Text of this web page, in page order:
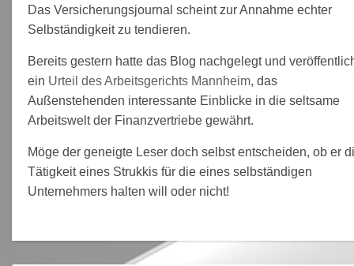
Das Versicherungsjournal scheint zur Annahme echter
Selbständigkeit zu tendieren.
Bereits gestern hatte das Blog nachgelegt und
ein Urteil des Arbeitsgerichts Mannheim, das
Außenstehenden interessante Einblicke in die seltsame
Arbeitswelt der Finanzvertriebe gewährt.
Möge der geneigte Leser doch selbst entscheiden, ob er
Tätigkeit eines Strukkis für die eines selbständigen
Unternehmers halten will oder nicht!